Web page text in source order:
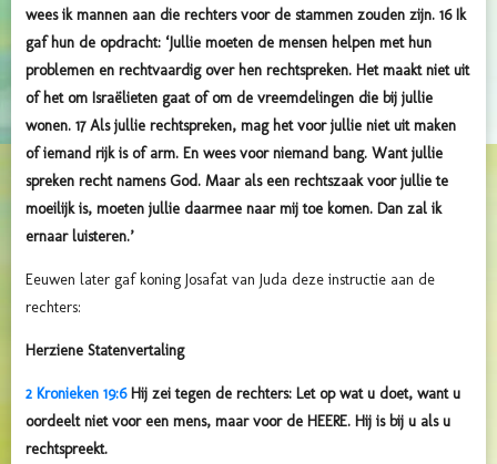
wees ik mannen aan die rechters voor de stammen zouden zijn. 16 Ik
gaf hun de opdracht: ‘Jullie moeten de mensen helpen met hun
problemen en rechtvaardig over hen rechtspreken. Het maakt niet uit
of het om Israëlieten gaat of om de vreemdelingen die bij jullie
wonen. 17 Als jullie rechtspreken, mag het voor jullie niet uit maken
of iemand rijk is of arm. En wees voor niemand bang. Want jullie
spreken recht namens God. Maar als een rechtszaak voor jullie te
moeilijk is, moeten jullie daarmee naar mij toe komen. Dan zal ik
ernaar luisteren.’
Eeuwen later gaf koning Josafat van Juda deze instructie aan de
rechters:
Herziene Statenvertaling
2 Kronieken 19:6Hij zei tegen de rechters: Let op wat u doet, want u
oordeelt niet voor een mens, maar voor de HEERE. Hij is bij u als u
rechtspreekt.